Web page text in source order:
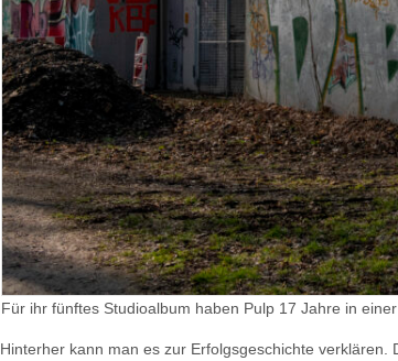
Für ihr fünftes Studioalbum haben Pulp 17 Jahre in
Hinterher kann man es zur Erfolgsgeschichte